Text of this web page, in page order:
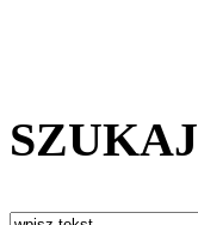
SZUKAJ